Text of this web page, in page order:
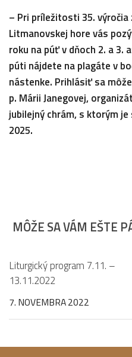
– Pri príležitosti 35. výročia
Litmanovskej hore vás
roku na púť v dňoch 2. a 3.
púti nájdete na plagáte v
nástenke. Prihlásiť sa
p. Márii Janegovej,
jubilejný chrám, s ktorým
2025.
MÔŽE SA VÁM EŠTE
Liturgický program 7.11. –
13.11.2022
7. NOVEMBRA 2022